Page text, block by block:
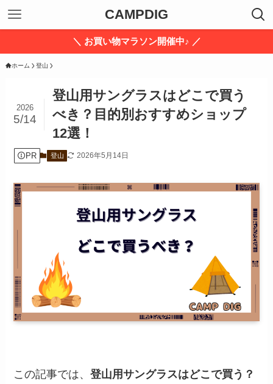
CAMPDIG
＼ お買い物マラソン開催中♪ ／
ホーム 登山
登山用サングラスはどこで買う
べき？目的別おすすめショップ
12選！
2026
5/14
PR 登山 2026年5月14日
この記事では、登山用サングラスはどこで買う？